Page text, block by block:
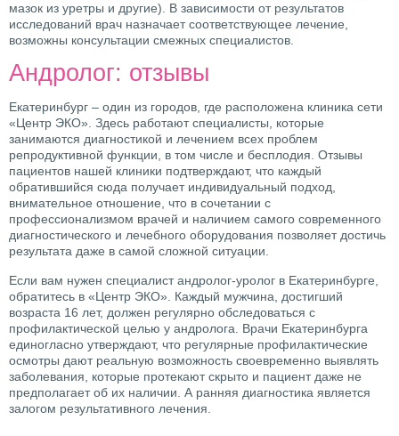
мазок из уретры и другие). В зависимости от результатов
исследований врач назначает соответствующее лечение,
возможны консультации смежных специалистов.
Андролог: отзывы
Екатеринбург – один из городов, где расположена клиника сети
«Центр ЭКО». Здесь работают специалисты, которые
занимаются диагностикой и лечением всех проблем
репродуктивной функции, в том числе и бесплодия. Отзывы
пациентов нашей клиники подтверждают, что каждый
обратившийся сюда получает индивидуальный подход,
внимательное отношение, что в сочетании с
профессионализмом врачей и наличием самого современного
диагностического и лечебного оборудования позволяет достичь
результата даже в самой сложной ситуации.
Если вам нужен специалист андролог-уролог в Екатеринбурге,
обратитесь в «Центр ЭКО». Каждый мужчина, достигший
возраста 16 лет, должен регулярно обследоваться с
профилактической целью у андролога. Врачи Екатеринбурга
единогласно утверждают, что регулярные профилактические
осмотры дают реальную возможность своевременно выявлять
заболевания, которые протекают скрыто и пациент даже не
предполагает об их наличии. А ранняя диагностика является
залогом результативного лечения.